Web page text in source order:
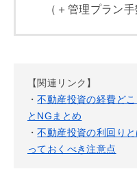
（＋管理プラン手
【関連リンク】
・不動産投資の経費ど
とNGまとめ
・不動産投資の利回り
っておくべき注意点